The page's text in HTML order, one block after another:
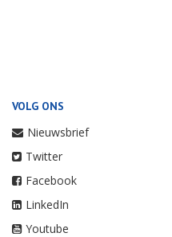
VOLG ONS
Nieuwsbrief
Twitter
Facebook
LinkedIn
Youtube